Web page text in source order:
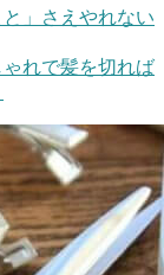
」さえやれない
れで髪を切れば